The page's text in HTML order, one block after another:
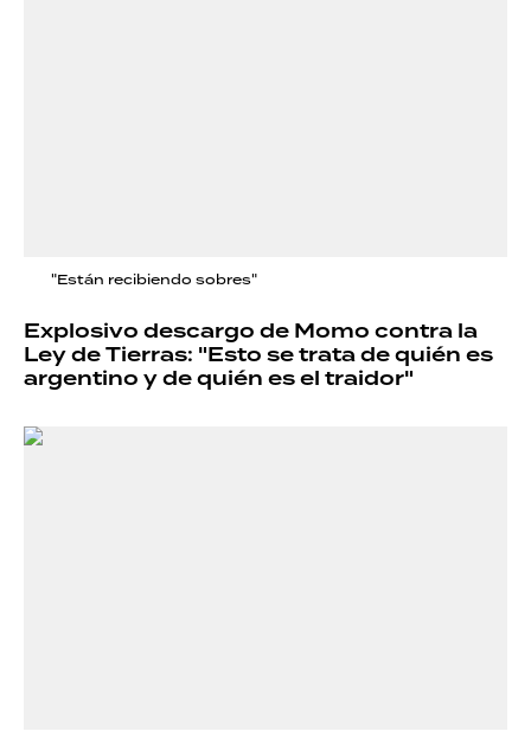
"Están recibiendo sobres"
Explosivo descargo de Momo contra la
Ley de Tierras: "Esto se trata de quién es
argentino y de quién es el traidor"